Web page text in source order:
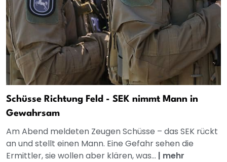
Schüsse Richtung Feld - SEK nimmt Mann in
Gewahrsam
Am Abend meldeten Zeugen Schüsse – das SEK rückt
an und stellt einen Mann. Eine Gefahr sehen die
Ermittler, sie wollen aber klären, was... | mehr